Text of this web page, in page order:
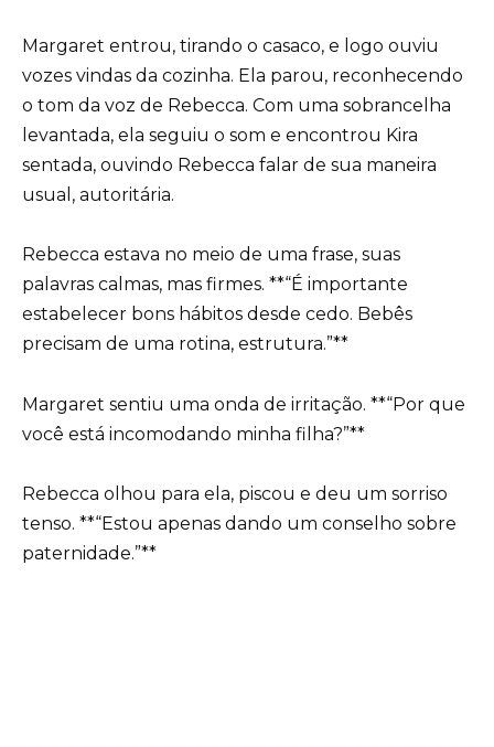
Margaret entrou, tirando o casaco, e logo ouviu
vozes vindas da cozinha. Ela parou, reconhecendo
o tom da voz de Rebecca. Com uma sobrancelha
levantada, ela seguiu o som e encontrou Kira
sentada, ouvindo Rebecca falar de sua maneira
usual, autoritária.
Rebecca estava no meio de uma frase, suas
palavras calmas, mas firmes. **“É importante
estabelecer bons hábitos desde cedo. Bebês
precisam de uma rotina, estrutura.”**
Margaret sentiu uma onda de irritação. **“Por que
você está incomodando minha filha?”**
Rebecca olhou para ela, piscou e deu um sorriso
tenso. **“Estou apenas dando um conselho sobre
paternidade.”**